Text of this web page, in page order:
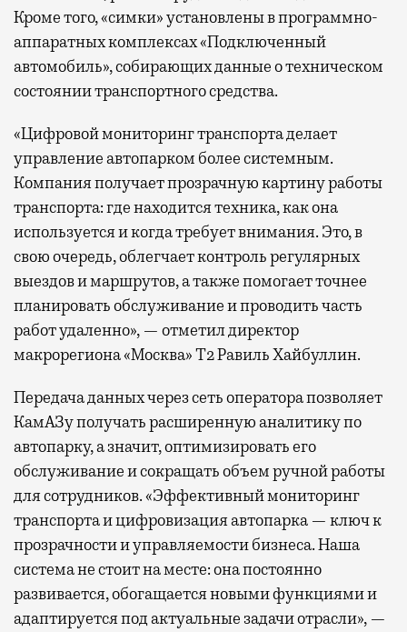
Кроме того, «симки» установлены в программно-
аппаратных комплексах «Подключенный
автомобиль», собирающих данные о техническом
состоянии транспортного средства.
«Цифровой мониторинг транспорта делает
управление автопарком более системным.
Компания получает прозрачную картину работы
транспорта: где находится техника, как она
используется и когда требует внимания. Это, в
свою очередь, облегчает контроль регулярных
выездов и маршрутов, а также помогает точнее
планировать обслуживание и проводить часть
работ удаленно», — отметил директор
макрорегиона «Москва» Т2 Равиль Хайбуллин.
Передача данных через сеть оператора позволяет
КамАЗу получать расширенную аналитику по
автопарку, а значит, оптимизировать его
обслуживание и сокращать объем ручной работы
для сотрудников. «Эффективный мониторинг
транспорта и цифровизация автопарка — ключ к
прозрачности и управляемости бизнеса. Наша
система не стоит на месте: она постоянно
развивается, обогащается новыми функциями и
адаптируется под актуальные задачи отрасли», —